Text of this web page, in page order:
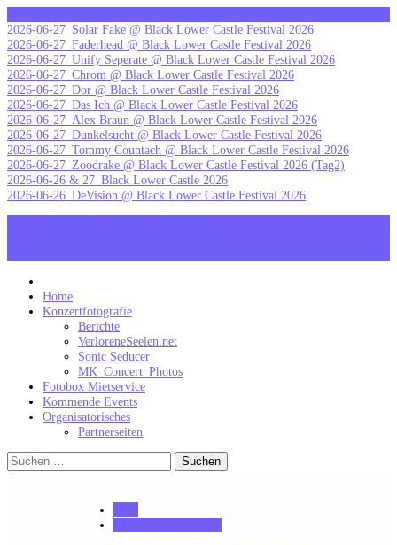
to
content
2026-06-27_Solar Fake @ Black Lower Castle Festival 2026
2026-06-27_Faderhead @ Black Lower Castle Festival 2026
2026-06-27_Unify Seperate @ Black Lower Castle Festival 2026
2026-06-27_Chrom @ Black Lower Castle Festival 2026
2026-06-27_Dor @ Black Lower Castle Festival 2026
2026-06-27_Das Ich @ Black Lower Castle Festival 2026
2026-06-27_Alex Braun @ Black Lower Castle Festival 2026
2026-06-27_Dunkelsucht @ Black Lower Castle Festival 2026
2026-06-27_Tommy Countach @ Black Lower Castle Festival 2026
2026-06-27_Zoodrake @ Black Lower Castle Festival 2026 (Tag2)
2026-06-26 & 27_Black Lower Castle 2026
2026-06-26_DeVision @ Black Lower Castle Festival 2026
MK_Concert_Photos
Home
Konzertfotografie
Berichte
VerloreneSeelen.net
Sonic Seducer
MK_Concert_Photos
Fotobox Mietservice
Kommende Events
Organisatorisches
Partnerseiten
Suchen
nach: